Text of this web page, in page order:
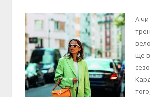
А
ще